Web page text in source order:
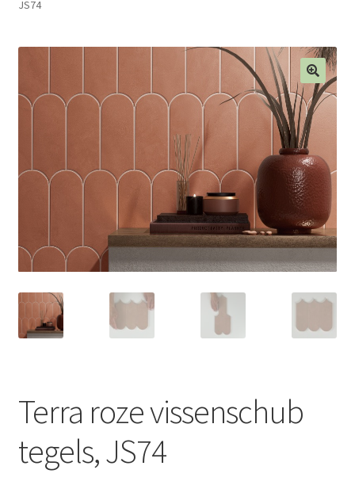
JS74
Terra roze vissenschub
tegels, JS74